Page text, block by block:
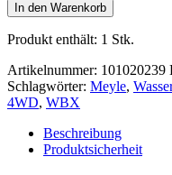
In den Warenkorb
Produkt enthält: 1 Stk.
Artikelnummer: 101020239
Schlagwörter: Meyle,
4WD, WBX
Beschreibung
Produktsicherheit